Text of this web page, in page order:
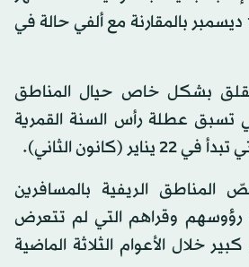
عليها الأعراض في 15 ديسمبر بالمقارنة مع ألفي حالة في
بشكل خاص حيال المناطق
تسبق عطلة رأس السنة القمرية
(كانون الثاني).
الريفية بالمسافرين
رؤوسهم وقراهم التي لم تتعرض
خلال الأعوام الثلاثة الماضية